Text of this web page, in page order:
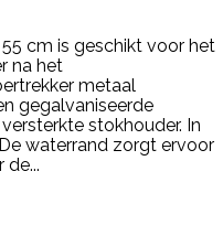
cm is geschikt voor het
na het
metaal
gegalvaniseerde
stokhouder. In
waterrand zorgt ervoor